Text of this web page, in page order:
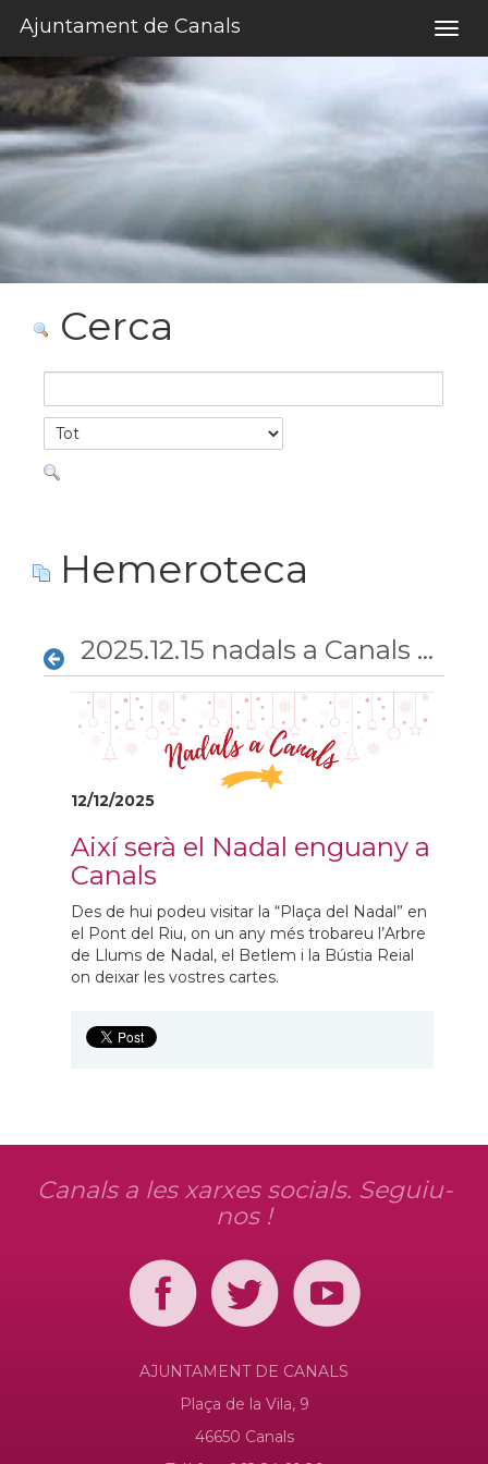
Ajuntament de Canals
Cerca
Hemeroteca
2025.12.15 nadals a Canals 2025
12/12/2025
Així serà el Nadal enguany a
Canals
Des de hui podeu visitar la “Plaça del Nadal” en
el Pont del Riu, on un any més trobareu l’Arbre
de Llums de Nadal, el Betlem i la Bústia Reial
on deixar les vostres cartes.
Canals a les xarxes socials. Seguiu-
nos !
AJUNTAMENT DE CANALS
Plaça de la Vila, 9
46650 Canals